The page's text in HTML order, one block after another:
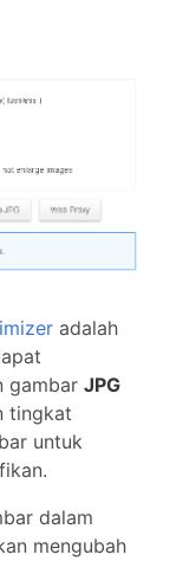
adalah
gambar JPG
tingkat
untuk
dalam
mengubah